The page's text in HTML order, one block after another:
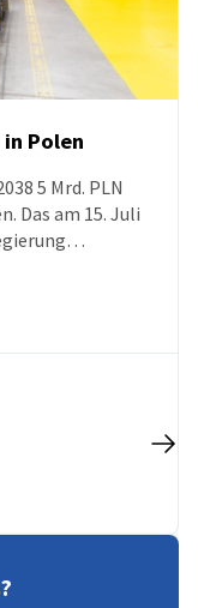
Polen
5 Mrd. PLN
Das am 15. Juli
neuer
für